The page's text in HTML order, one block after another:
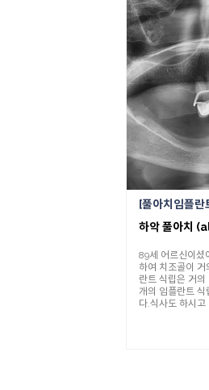
풀아치임플란
하악 풀아치
89세 어르신이셨
하여 치조골이 거
란트 식립은 거
개의 임플란트 식
다.식사도 하시